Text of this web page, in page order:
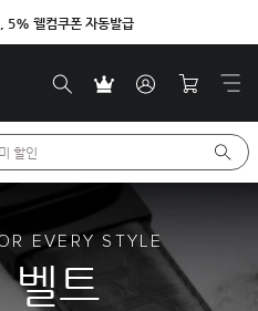
5% 웰컴쿠폰 자동발급
나보세요.
할인
EVERY STYLE
벨트